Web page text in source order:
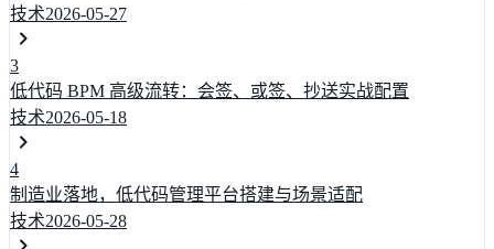
技术2026-05-27
3
低代码 BPM 高级流转：会签、或签、抄送实战配置
技术2026-05-18
4
制造业落地，低代码管理平台搭建与场景适配
技术2026-05-28